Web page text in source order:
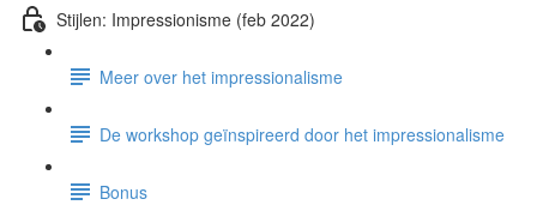
Stijlen: Impressionisme (feb 2022)
Meer over het impressionalisme
De workshop geïnspireerd door het impressionalisme
Bonus